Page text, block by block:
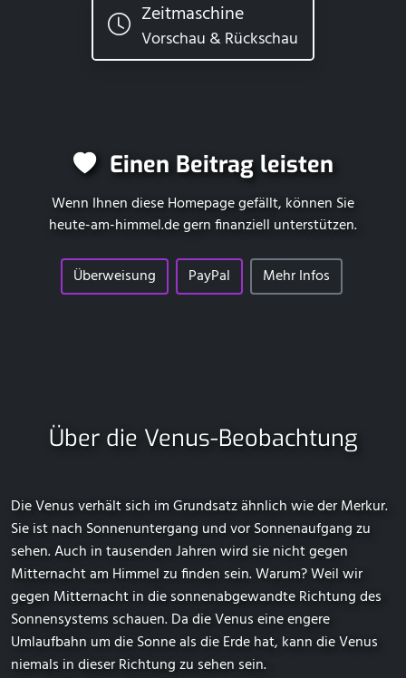
Zeitmaschine
Vorschau & Rückschau
Einen Beitrag leisten
Wenn Ihnen diese Homepage gefällt, können Sie
heute-am-himmel.degern finanziell unterstützen.
Überweisung PayPal Mehr Infos
Über die Venus-Beobachtung
Die Venus verhält sich im Grundsatz ähnlich wie der Merkur.
Sie ist nach Sonnenuntergang und vor Sonnenaufgang zu
sehen. Auch in tausenden Jahren wird sie nicht gegen
Mitternacht am Himmel zu finden sein. Warum? Weil wir
gegen Mitternacht in die sonnenabgewandte Richtung des
Sonnensystems schauen. Da die Venus eine engere
Umlaufbahn um die Sonne als die Erde hat, kann die Venus
niemals in dieser Richtung zu sehen sein.